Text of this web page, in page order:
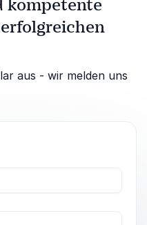
kompetente
aus - wir melden uns